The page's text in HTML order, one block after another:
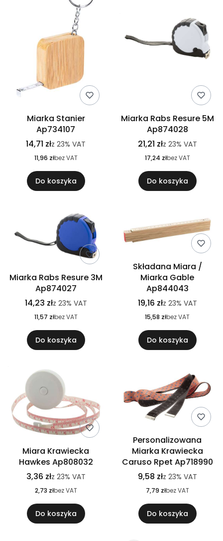
Miarka Stanier
Ap734107
14,71 złz 23% VAT
11,96 złbez VAT
Do koszyka
Miarka Rabs Resure 5M
Ap874028
21,21 złz 23% VAT
17,24 złbez VAT
Do koszyka
Miarka Rabs Resure 3M
Ap874027
14,23 złz 23% VAT
11,57 złbez VAT
Do koszyka
Składana Miara /
Miarka Gable
Ap844043
19,16 złz 23% VAT
15,58 złbez VAT
Do koszyka
Miara Krawiecka
Hawkes Ap808032
3,36 złz 23% VAT
2,73 złbez VAT
Do koszyka
Personalizowana
Miarka Krawiecka
Caruso Rpet Ap718990
9,58 złz 23% VAT
7,79 złbez VAT
Do koszyka